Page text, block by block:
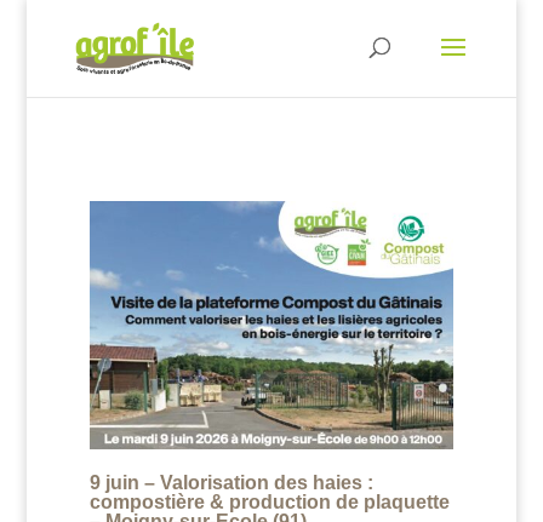
9 juin – Valorisation des haies :
compostière & production de plaquette